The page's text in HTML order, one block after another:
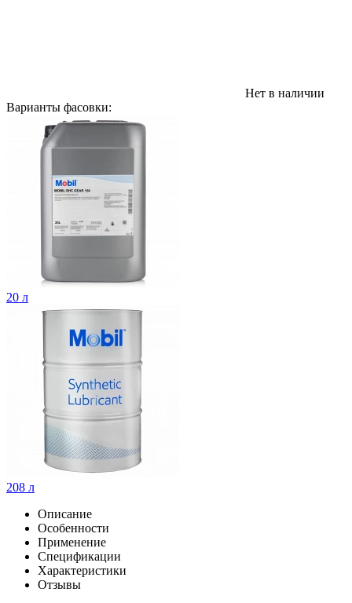
Нет в наличии
Варианты фасовки:
20 л
208 л
Описание
Особенности
Применение
Спецификации
Характеристики
Отзывы